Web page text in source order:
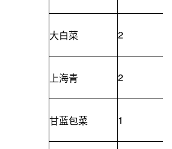
大白菜 2
上海青 2
甘蓝包菜 1